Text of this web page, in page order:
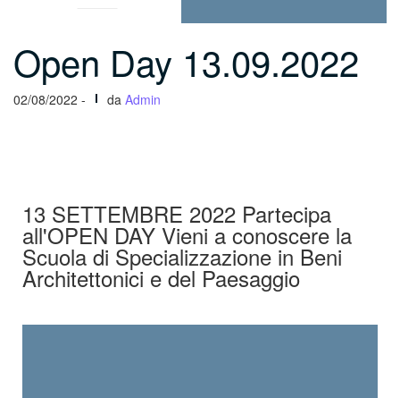
Open Day 13.09.2022
02/08/2022 - da Admin
13 SETTEMBRE 2022 Partecipa
all'OPEN DAY Vieni a conoscere la
Scuola di Specializzazione in Beni
Architettonici e del Paesaggio